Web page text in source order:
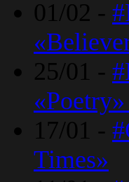
01/02 -
25/01 -
17/01 -
Times»